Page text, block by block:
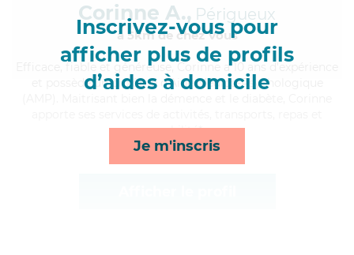
Inscrivez-vous pour
afficher plus de profils
d’aides à domicile
Je m'inscris
Corinne A., Périgueux
à 5km de chez Vous
, fiable et généreuse, Corinne a 10 ans d'expérience
et possède un diplôme d'Aide Médico-Psychologique
mobilité*